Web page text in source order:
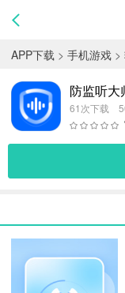
APP下载 > 手机游戏 >
防监听大
61次下载